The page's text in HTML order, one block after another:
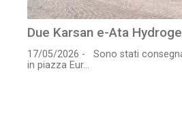
Due Karsan e-Ata
17/05/2026 - Sono stati
in piazza Eur...